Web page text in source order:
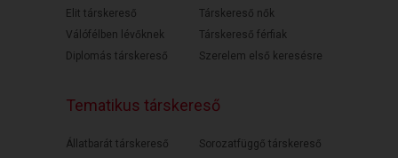
Elit társkereső
Válófélben lévőknek
Diplomás társkereső
Társkereső nők
Társkereső férfiak
Szerelem első keresésre
Tematikus társkereső
Állatbarát társkereső
Sorozatfüggő társkereső